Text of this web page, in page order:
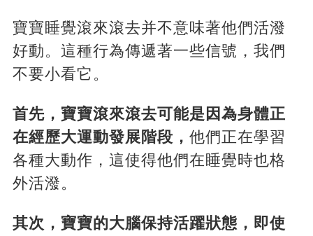
寶寶睡覺滾來滾去并不意味著他們活潑
好動。這種行為傳遞著一些信號，我們
不要小看它。
首先，寶寶滾來滾去可能是因為身體正
在經歷大運動發展階段， 他們正在學習
各種大動作，這使得他們在睡覺時也格
外活潑。
其次，寶寶的大腦保持活躍狀態，即使